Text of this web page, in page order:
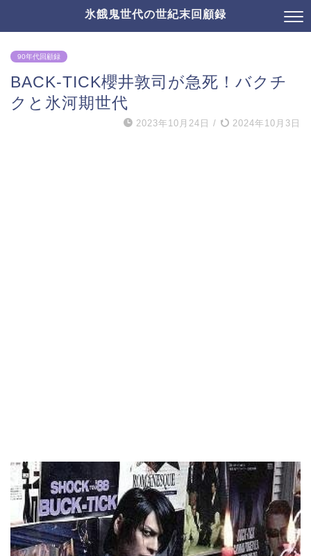
氷餓鬼世代の世紀末回顧録
90年代回顧録
BACK-TICK櫻井敦司が急死！バクチ
クと氷河期世代
2023年10月24日 / 2024年10月3日